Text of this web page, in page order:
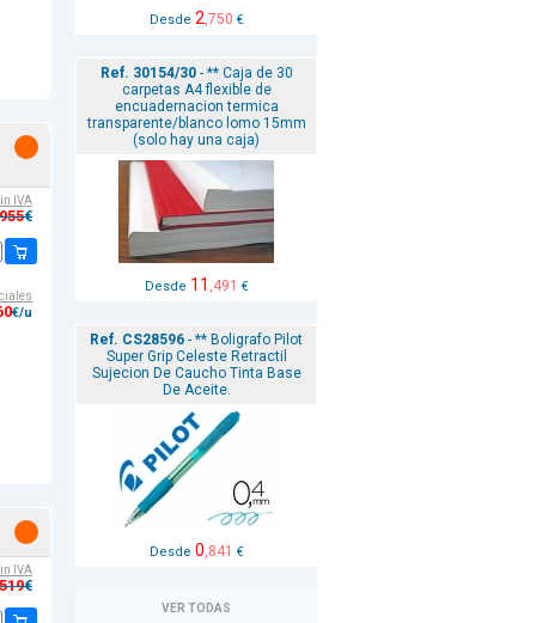
IVA
€
€/u
IVA
€
Desde 2,750 €
Ref. 30154/30- ** Caja de 30
carpetas A4 flexible de
encuadernacion termica
transparente/blanco lomo 15mm
(solo hay una caja)
Desde 11 ,491 €
Ref. CS28596 - ** Boligrafo Pilot
Super Grip Celeste Retractil
Sujecion De Caucho Tinta Base
De Aceite.
Desde 0,841 €
VER TODAS